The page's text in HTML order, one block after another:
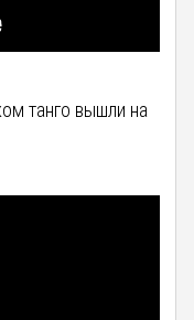
танго вышли на